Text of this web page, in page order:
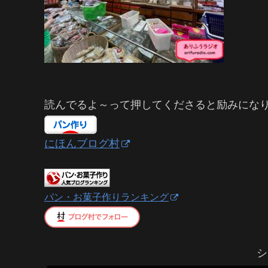
読んでるよ～って押してくださると励みにな
にほんブログ村
パン・お菓子作りランキング